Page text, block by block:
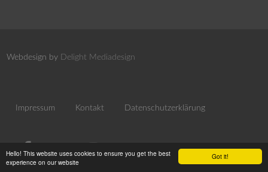
Got it!
Hello! This website uses cookies to ensure you get the best
experience on our website
Webdesign by Delight Mediadesign
Impressum Kontakt Datenschutzerklärung